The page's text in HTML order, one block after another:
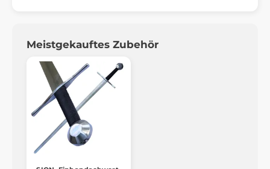
Meistgekauftes Zubehör